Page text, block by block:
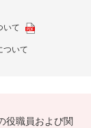
いて
ついて
役職員および関